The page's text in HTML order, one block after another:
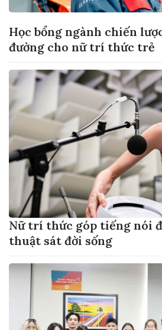
Học bổng ngành chiến
đường cho nữ trí thức trẻ
Nữ trí thức góp tiếng nói
thuật sát đời sống